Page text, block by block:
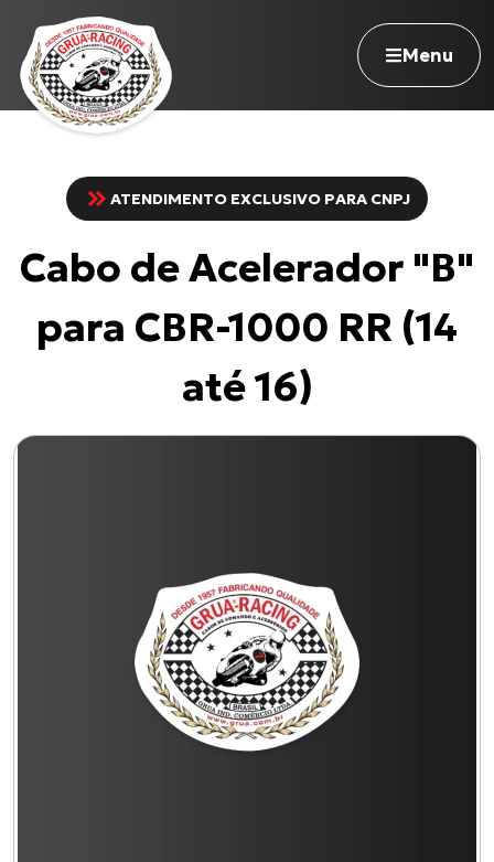
Menu
Navegue pelo site
Nossa história
Atuação
Seja revendedor
ATENDIMENTO EXCLUSIVO PARA CNPJ
Cabo de Acelerador "B"
para CBR-1000 RR (14
até 16)